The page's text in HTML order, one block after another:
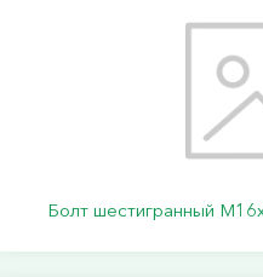
Болт шестигранный